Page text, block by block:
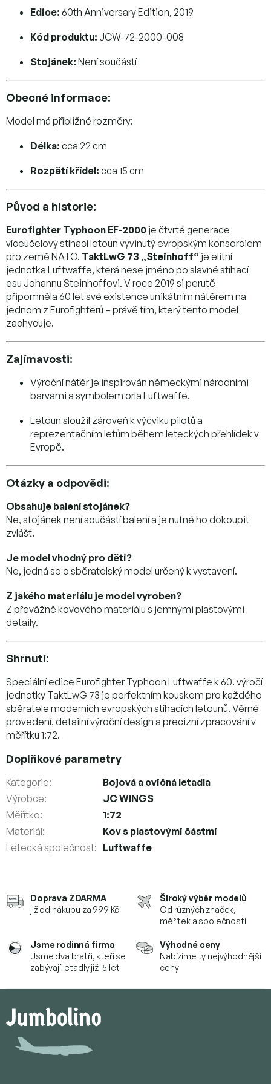
Doprava ZDARMA
již od nákupu za 999 Kč
Široký výběr modelů
Od různých značek,
měřítek a společností
Jsme rodinná firma
Jsme dva bratři, kteří se
zabývají letadly již 15 let
Výhodné ceny
Nabízíme ty nejvýhodnější
ceny
Edice: 60th Anniversary Edition, 2019
Kód produktu: JCW-72-2000-008
Stojánek: Není součástí
Obecné informace:
Model má přibližné rozměry:
Délka: cca 22 cm
Rozpětí křídel: cca 15 cm
Původ a historie:
Eurofighter Typhoon EF-2000 je čtvrté generace
víceúčelový stíhací letoun vyvinutý evropským konsorciem
pro země NATO. TaktLwG 73 „Steinhoff“ je elitní
jednotka Luftwaffe, která nese jméno po slavné stíhací
esu Johannu Steinhoffovi. V roce 2019 si perutě
připomněla 60 let své existence unikátním nátěrem na
jednom z Eurofighterů – právě tím, který tento model
zachycuje.
Zajímavosti:
Výroční nátěr je inspirován německými národními
barvami a symbolem orla Luftwaffe.
Letoun sloužil zároveň k výcviku pilotů a
reprezentačním letům během leteckých přehlídek v
Evropě.
Otázky a odpovědi:
Obsahuje balení stojánek?
Ne, stojánek není součástí balení a je nutné ho dokoupit
zvlášť.
Je model vhodný pro děti?
Ne, jedná se o sběratelský model určený k vystavení.
Z jakého materiálu je model vyroben?
Z převážně kovového materiálu s jemnými plastovými
detaily.
Shrnutí:
Speciální edice Eurofighter Typhoon Luftwaffe k 60. výročí
jednotky TaktLwG 73 je perfektním kouskem pro každého
sběratele moderních evropských stíhacích letounů. Věrné
provedení, detailní výroční design a precizní zpracování v
měřítku 1:72.
Doplňkové parametry
Kategorie:
Bojová a cvičná letadla
Výrobce:
JC WINGS
Měřítko:
1:72
Materiál:
Kov s plastovými částmi
Letecká společnost: Luftwaffe
p